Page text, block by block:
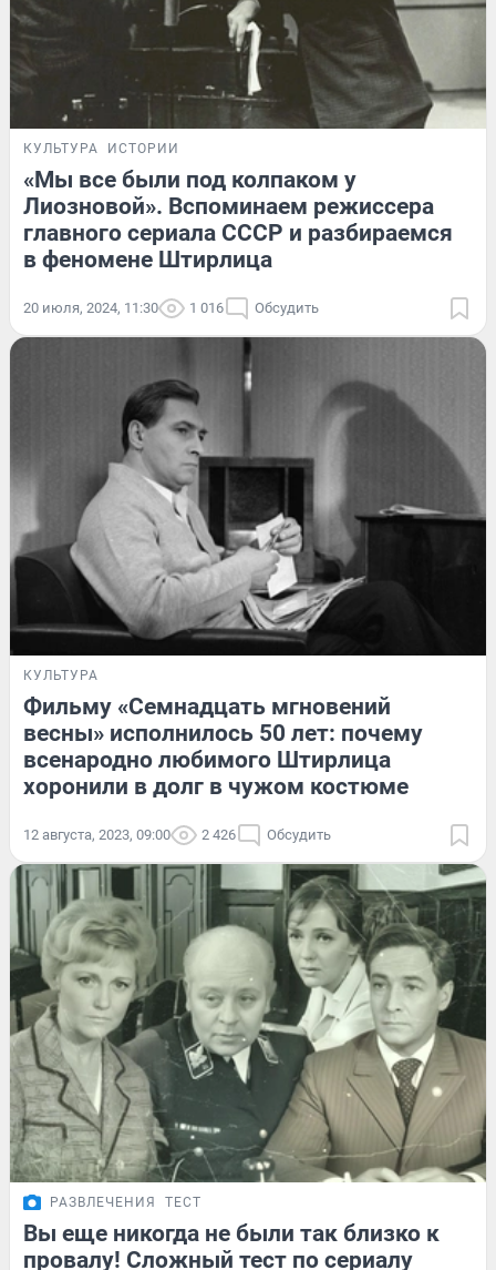
КУЛЬТУРА ИСТОРИИ
«Мы все были под колпаком у
Лиозновой». Вспоминаем режиссера
главного сериала СССР и разбираемся
в феномене Штирлица
20 июля, 2024, 11:30 1 016 Обсудить
КУЛЬТУРА
Фильму «Семнадцать мгновений
весны» исполнилось 50 лет: почему
всенародно любимого Штирлица
хоронили в долг в чужом костюме
12 августа, 2023, 09:00 2 426 Обсудить
РАЗВЛЕЧЕНИЯ ТЕСТ
Вы еще никогда не были так близко к
провалу! Сложный тест по сериалу